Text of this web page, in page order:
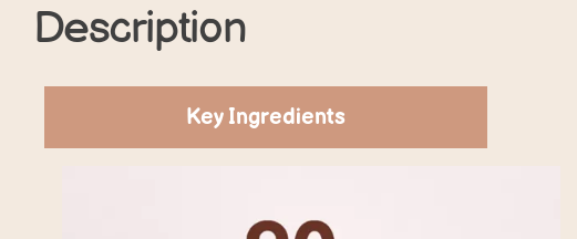
Description
Key Ingredients